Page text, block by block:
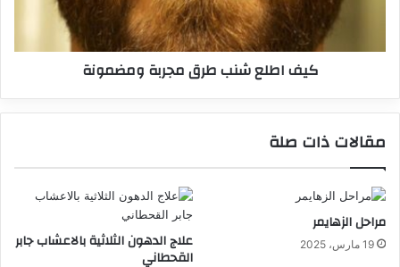
كيف اطلع شنب طرق مجربة ومضمونة
مقالات ذات صلة
مراحل الزهايمر
19 مارس، 2025 علاج الدهون الثلاثية بالاعشاب جابر
القحطاني